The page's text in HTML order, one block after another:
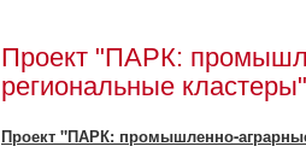
Проект "ПАРК:
региональные кластеры"
Проект "ПАРК: промышленно-